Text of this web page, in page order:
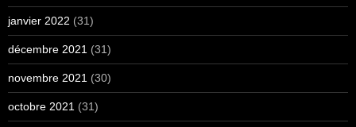
janvier 2022 (31)
décembre 2021 (31)
novembre 2021 (30)
octobre 2021 (31)